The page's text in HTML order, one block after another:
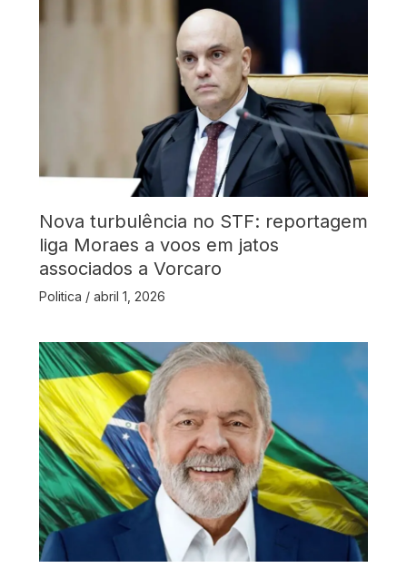
Nova turbulência no STF: reportagem
liga Moraes a voos em jatos
associados a Vorcaro
Politica / abril 1, 2026